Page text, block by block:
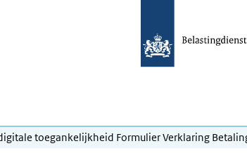
toegankelijkheid Formulier Verklaring